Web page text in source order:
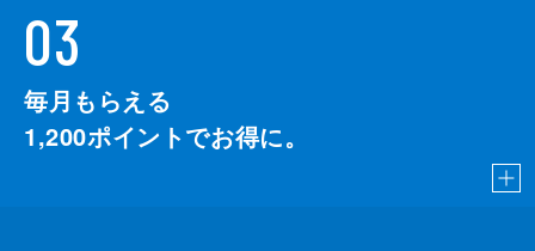
03
毎月もらえる
1,200ポイントでお得に。